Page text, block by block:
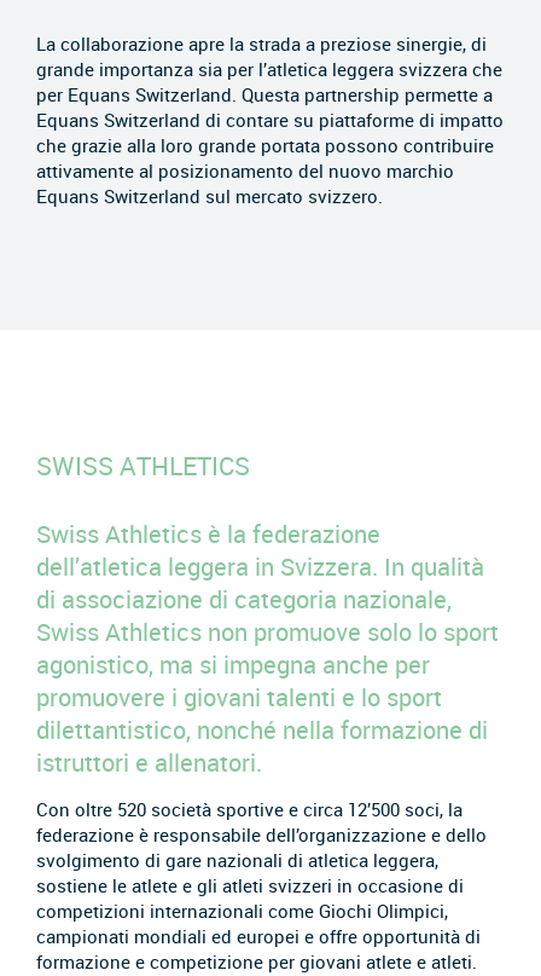
La collaborazione apre la strada a preziose sinergie, di
grande importanza sia per l’atletica leggera svizzera che
per Equans Switzerland. Questa partnership permette a
Equans Switzerland di contare su piattaforme di impatto
che grazie alla loro grande portata possono contribuire
attivamente al posizionamento del nuovo marchio
Equans Switzerland sul mercato svizzero.
SWISS ATHLETICS
Swiss Athletics è la federazione
dell’atletica leggera in Svizzera. In qualità
di associazione di categoria nazionale,
Swiss Athletics non promuove solo lo sport
agonistico, ma si impegna anche per
promuovere i giovani talenti e lo sport
dilettantistico, nonché nella formazione di
istruttori e allenatori.
Con oltre 520 società sportive e circa 12’500 soci, la
federazione è responsabile dell’organizzazione e dello
svolgimento di gare nazionali di atletica leggera,
sostiene le atlete e gli atleti svizzeri in occasione di
competizioni internazionali come Giochi Olimpici,
campionati mondiali ed europei e offre opportunità di
formazione e competizione per giovani atlete e atleti.